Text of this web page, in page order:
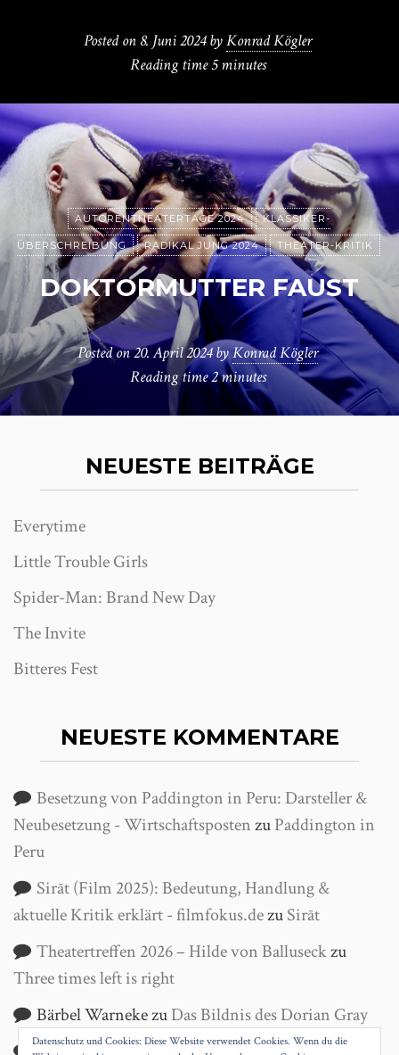
Posted on 8. Juni 2024 byKonrad Kögler
Reading time5 minutes
AUTORENTHEATERTAGE 2024 KLASSIKER-
ÜBERSCHREIBUNG RADIKAL JUNG 2024 THEATER-KRITIK
DOKTORMUTTER FAUST
Posted on20. April 2024byKonrad Kögler
Reading time2 minutes
NEUESTE BEITRÄGE
Everytime
Little Trouble Girls
Spider-Man: Brand New Day
The Invite
Bitteres Fest
NEUESTE KOMMENTARE
Besetzung von Paddington in Peru: Darsteller &
Neubesetzung - WirtschaftspostenzuPaddington in
Peru
Sirāt (Film 2025): Bedeutung, Handlung &
aktuelle Kritik erklärt - filmfokus.dezuSirāt
Theatertreffen 2026 – Hilde von Balluseckzu
Three times left is right
Bärbel WarnekezuDas Bildnis des Dorian Gray
Datenschutz und Cookies: Diese Website verwendet Cookies. Wenn du die